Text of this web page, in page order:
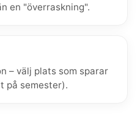
en "överraskning".
– välj plats som sparar
på semester).